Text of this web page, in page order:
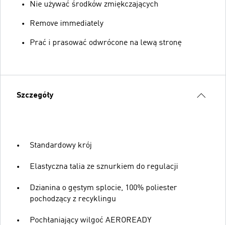
Nie używać środków zmiękczających
Remove immediately
Prać i prasować odwrócone na lewą stronę
Szczegóły
Standardowy krój
Elastyczna talia ze sznurkiem do regulacji
Dzianina o gęstym splocie, 100% poliester
pochodzący z recyklingu
Pochłaniający wilgoć AEROREADY